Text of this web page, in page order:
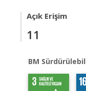
Açık Erişim
11
BM